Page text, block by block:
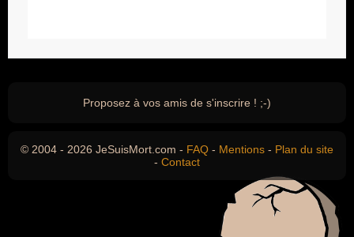
Proposez à vos amis de s'inscrire ! ;-)
© 2004 - 2026 JeSuisMort.com - FAQ - Mentions - Plan du site
- Contact